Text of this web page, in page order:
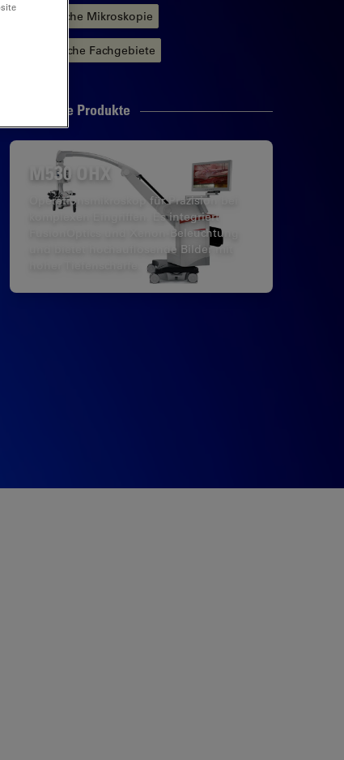
Chirurgische Mikroskopie
Medizinische Fachgebiete
Verwandte Produkte
M530 OHX
Operationsmikroskop für Präzision bei
komplexen Eingriffen. Es integriert
FusionOptics und Xenon-Beleuchtung
und bietet hochauflösende Bilder mit